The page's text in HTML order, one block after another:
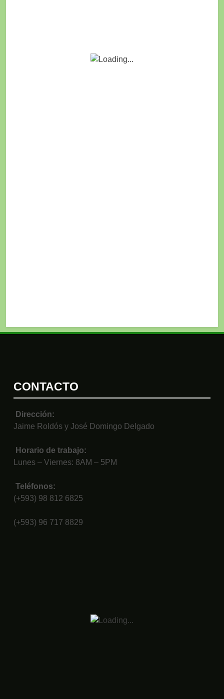
CONTACTO
Dirección:
Jaime Roldós y José Domingo Delgado
Horario de trabajo:
Lunes – Viernes: 8AM – 5PM
Teléfonos:
(+593) 98 812 6825
(+593) 96 717 8829